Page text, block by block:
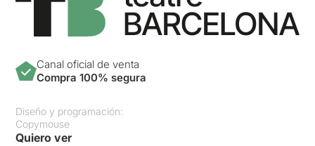
Canal oficial de venta
Compra 100% segura
Diseño y programación:
Copymouse
Quiero ver